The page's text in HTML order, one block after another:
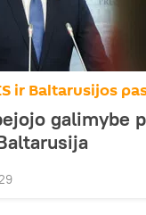
ir Baltarusijos
galimybe